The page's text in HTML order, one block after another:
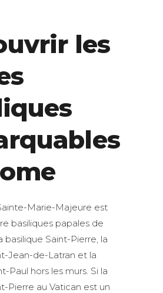
les
Marie-Majeure est
basiliques papales de
basilique Saint-Pierre, la
Jean-de-Latran et la
Paul hors les murs. Si la
Pierre au Vatican est un